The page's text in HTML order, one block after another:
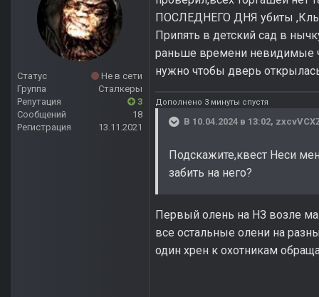
Статус
Не в сети
Группа
Сталкеры
Репутация
3
Сообщений
18
Регистрация
13.11.2021
ПОСЛЕДНЕГО ДНЯ убиты
Припять в детский сад в
раньше времени невидимые
нужно чтобы дверь
Дополнено 3 минуты спустя
В 10.04.2024 в 13:02,
Подскажите,квест Неси
забить на него?
Первый олень на НЗ возле
все остальные олени на
один хрен к охотникам